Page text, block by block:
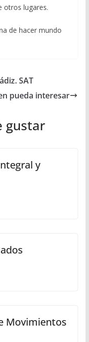
otros lugares.
de hacer mundo
SAT
pueda interesar
gustar
y
Movimientos